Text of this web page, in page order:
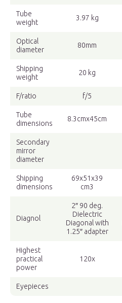
Tube
weight
3.97 kg
Optical
diameter
80mm
Shipping
weight
20 kg
F/ratio f/5
Tube
dimensions
8.3cmx45cm
Secondary
mirror
diameter
Shipping
dimensions
69x51x39
cm3
Diagnol
2″ 90 deg.
Dielectric
Diagonal with
1.25″ adapter
Highest
practical
power
120x
Eyepieces